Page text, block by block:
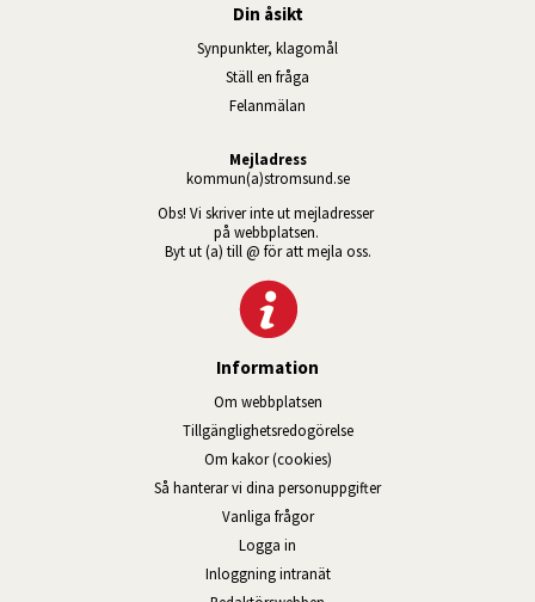
Din åsikt
Synpunkter, klagomål
Ställ en fråga
Felanmälan
Mejladress
kommun(a)stromsund.se
Obs! Vi skriver inte ut mejladresser
på webbplatsen.
Byt ut (a) till @ för att mejla oss.
Information
Om webbplatsen
Tillgänglig­hets­redo­görelse
Om kakor (cookies)
Så hanterar vi dina personuppgifter
Vanliga frågor
Logga in
Inloggning intranätÖppnas i nytt fönster.